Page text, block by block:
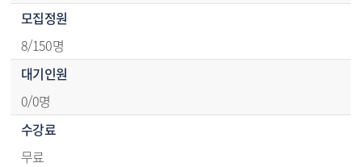
모집정원
8/150명
대기인원
0/0명
수강료
무료